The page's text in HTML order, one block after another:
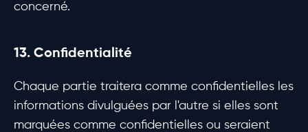
concerné.
13. Confidentialité
Chaque partie traitera comme confidentielles les
informations divulguées par l'autre si elles sont
marquées comme confidentielles ou seraient